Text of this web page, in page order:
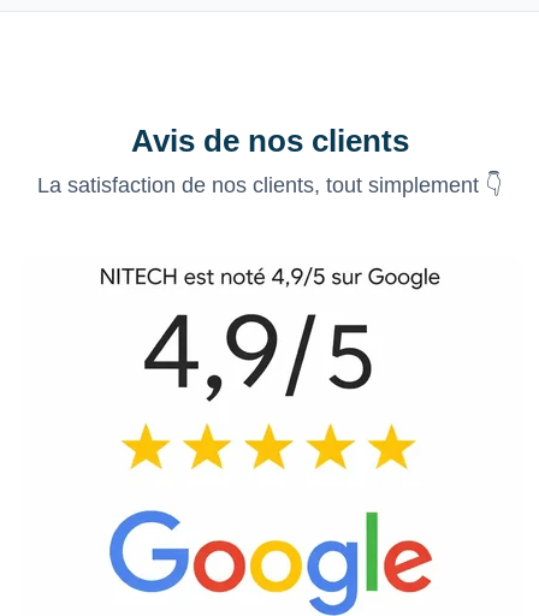
Avis de nos clients
La satisfaction de nos clients, tout simplement 👇